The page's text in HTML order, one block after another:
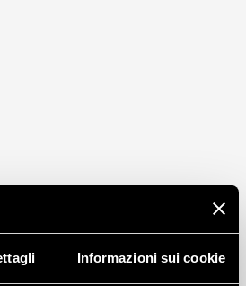
Informazioni sui cookie